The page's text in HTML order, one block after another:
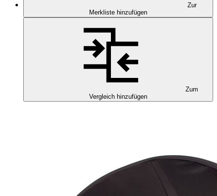
Zur
Merkliste hinzufügen
Zum
Vergleich hinzufügen